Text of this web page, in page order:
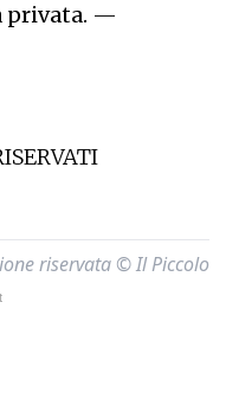
—
riservata © Il Piccolo